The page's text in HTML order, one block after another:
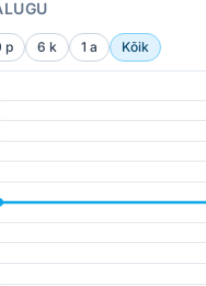
p 6 k 1 a Kõik